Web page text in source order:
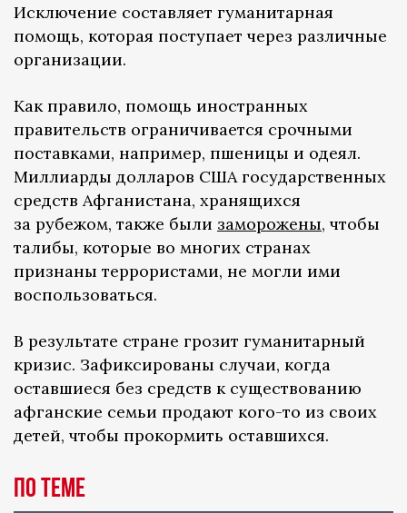
Исключение составляет гуманитарная
помощь, которая поступает через различные
организации.
Как правило, помощь иностранных
правительств ограничивается срочными
поставками, например, пшеницы и одеял.
Миллиарды долларов США государственных
средств Афганистана, хранящихся
за рубежом, также были заморожены, чтобы
талибы, которые во многих странах
признаны террористами, не могли ими
воспользоваться.
В результате стране грозит гуманитарный
кризис. Зафиксированы случаи, когда
оставшиеся без средств к существованию
афганские семьи продают кого-то из своих
детей, чтобы прокормить оставшихся.
По теме